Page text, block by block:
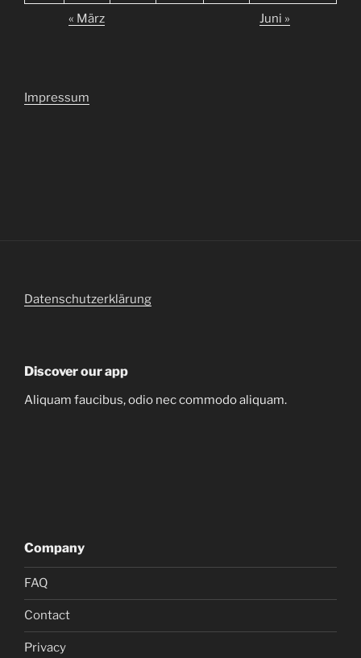
« März
Juni »
Impressum
Datenschutzerklärung
Discover our app
Aliquam faucibus, odio nec commodo aliquam.
Company
FAQ
Contact
Privacy